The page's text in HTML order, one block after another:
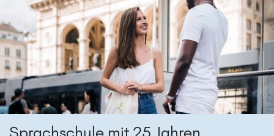
Sprachschule mit 25 Jahren